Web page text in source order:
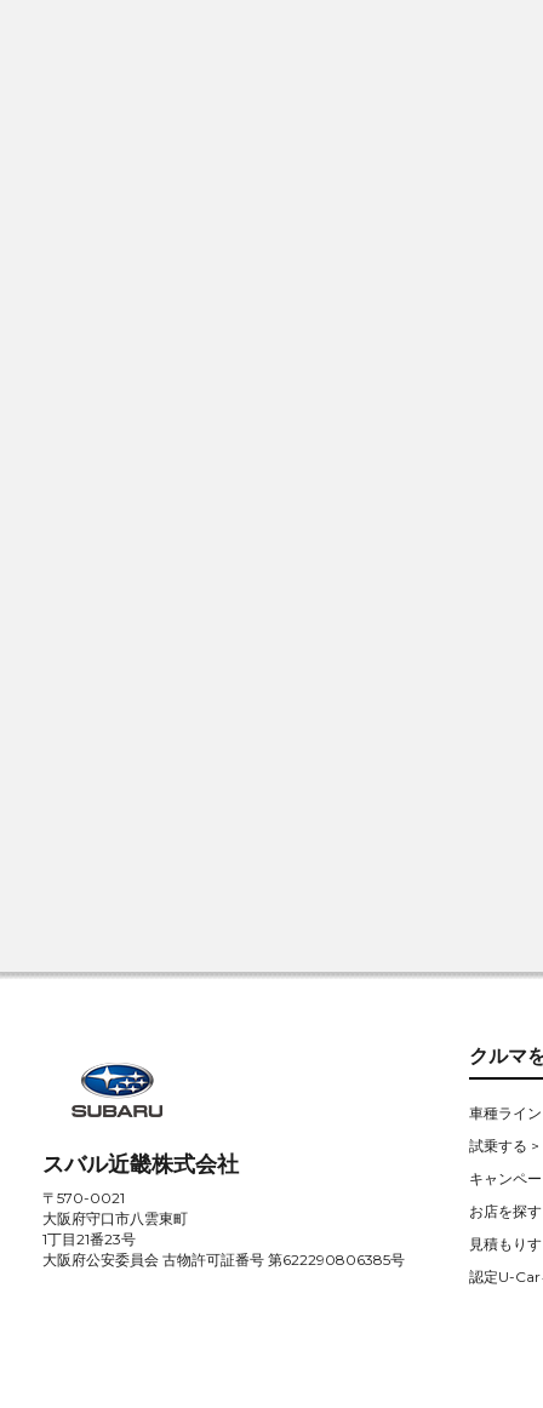
スバル近畿株式会社
〒570-0021
大阪府守口市八雲東町
1丁目21番23号
大阪府公安委員会 古物許可証番号 第622290806385号
クルマ
車種ライ
試乗する >
キャンペ
お店を探
見積もり
認定U-Car